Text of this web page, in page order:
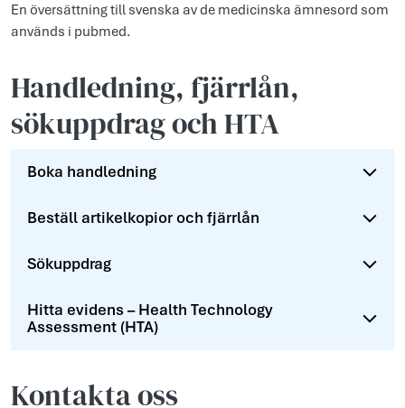
En översättning till svenska av de medicinska ämnesord som
används i pubmed.
Handledning, fjärrlån,
sökuppdrag och HTA
Boka handledning
Beställ artikelkopior och fjärrlån
Sökuppdrag
Hitta evidens – Health Technology
Assessment (HTA)
Kontakta oss